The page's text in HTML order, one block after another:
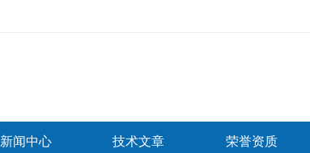
新闻中心 技术文章 荣誉资质